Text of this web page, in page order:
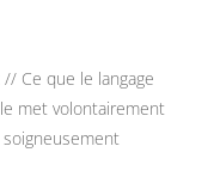
Ce que le langage
met volontairement